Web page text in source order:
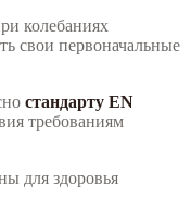
колебаниях
свои первоначальные
стандарту EN
требованиям
для здоровья